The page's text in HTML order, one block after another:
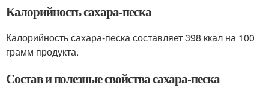
Калорийность сахара-песка
Калорийность сахара-песка составляет 398 ккал на 100
грамм продукта.
Состав и полезные свойства сахара-песка